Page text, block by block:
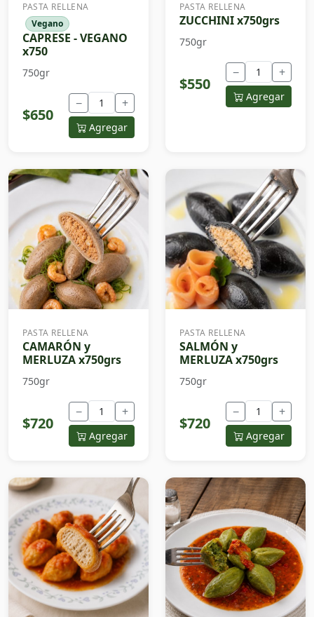
PASTA RELLENA
Vegano
CAPRESE - VEGANO
x750
750gr
$650
− +
Agregar
PASTA RELLENA
ZUCCHINI x750grs
750gr
$550
− +
Agregar
PASTA RELLENA
CAMARÓN y
MERLUZA x750grs
750gr
$720
− +
Agregar
PASTA RELLENA
SALMÓN y
MERLUZA x750grs
750gr
$720
− +
Agregar